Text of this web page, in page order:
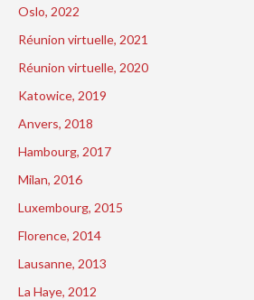
Oslo, 2022
Réunion virtuelle, 2021
Réunion virtuelle, 2020
Katowice, 2019
Anvers, 2018
Hambourg, 2017
Milan, 2016
Luxembourg, 2015
Florence, 2014
Lausanne, 2013
La Haye, 2012